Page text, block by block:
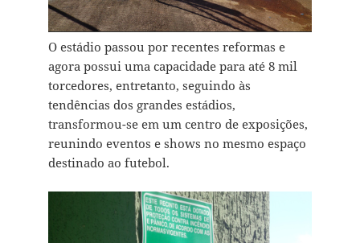
O estádio passou por recentes reformas e
agora possui uma capacidade para até 8 mil
torcedores, entretanto, seguindo às
tendências dos grandes estádios,
transformou-se em um centro de exposições,
reunindo eventos e shows no mesmo espaço
destinado ao futebol.